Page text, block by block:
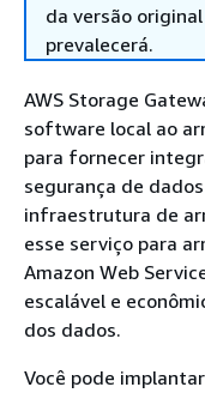
da versão
prevalecerá.
AWS Storage
software local ao
para fornecer
segurança de
infraestrutura de
esse serviço para
Amazon Web
escalável e
dos dados.
Você pode